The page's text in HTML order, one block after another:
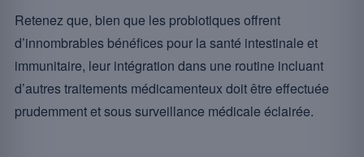
Retenez que, bien que les probiotiques offrent
d’innombrables bénéfices pour la santé intestinale et
immunitaire, leur intégration dans une routine incluant
d’autres traitements médicamenteux doit être effectuée
prudemment et sous surveillance médicale éclairée.